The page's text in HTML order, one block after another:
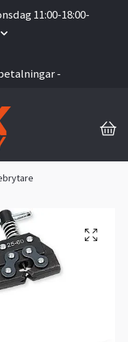
11:00-18:00-
-